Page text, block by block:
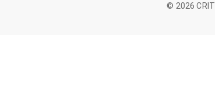
© 2026 CRIT